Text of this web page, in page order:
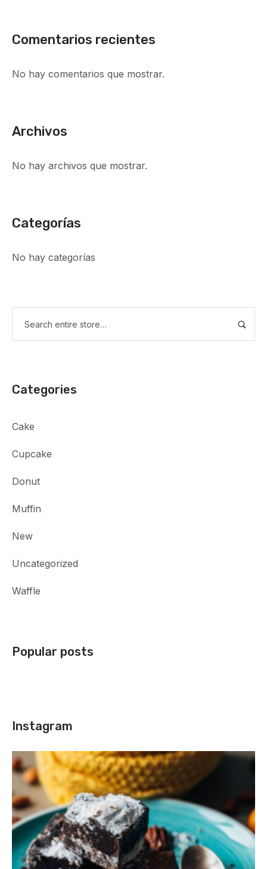
Comentarios recientes
No hay comentarios que mostrar.
Archivos
No hay archivos que mostrar.
Categorías
No hay categorías
Categories
Cake
Cupcake
Donut
Muffin
New
Uncategorized
Waffle
Popular posts
Instagram